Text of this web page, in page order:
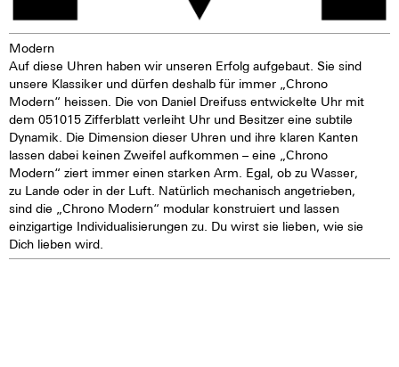
Modern
Auf diese Uhren haben wir unseren Erfolg aufgebaut. Sie sind
unsere Klassiker und dürfen deshalb für immer „Chrono
Modern“ heissen. Die von Daniel Dreifuss entwickelte Uhr mit
dem 051015 Zifferblatt verleiht Uhr und Besitzer eine subtile
Dynamik. Die Dimension dieser Uhren und ihre klaren Kanten
lassen dabei keinen Zweifel aufkommen – eine „Chrono
Modern“ ziert immer einen starken Arm. Egal, ob zu Wasser,
zu Lande oder in der Luft. Natürlich mechanisch angetrieben,
sind die „Chrono Modern“ modular konstruiert und lassen
einzigartige Individualisierungen zu. Du wirst sie lieben, wie sie
Dich lieben wird.